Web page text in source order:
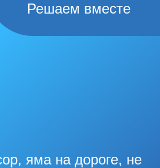
Решаем вместе
яма на дороге, не